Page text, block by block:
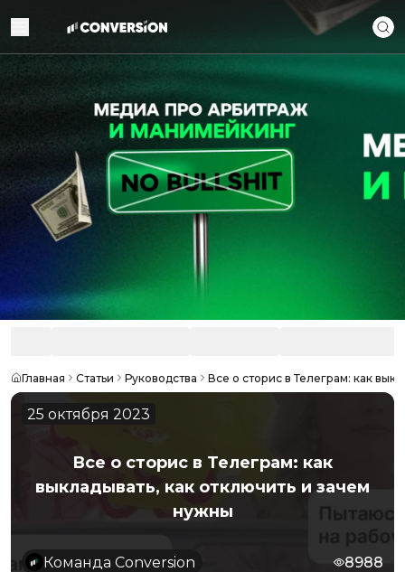
Главная Статьи Руководства Все о сторис в Телеграм: как
25 октября 2023
Все о сторис в Телеграм: как
выкладывать, как отключить и зачем
нужны
Команда Conversion 8988